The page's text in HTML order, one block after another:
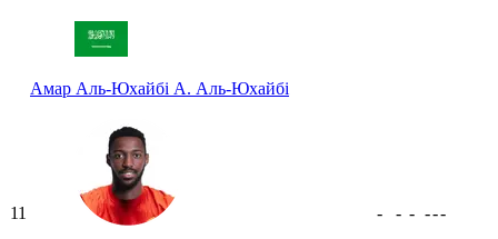
Амар Аль-Юхайбі А. Аль-Юхайбі
11 - - - ---